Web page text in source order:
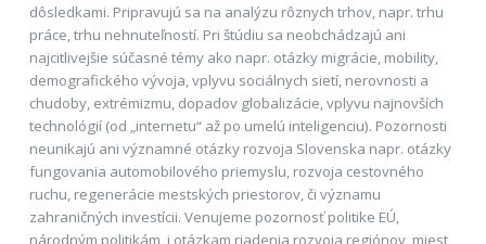
dôsledkami. Pripravujú sa na analýzu rôznych trhov, napr. trhu
práce, trhu nehnuteľností. Pri štúdiu sa neobchádzajú ani
najcitlivejšie súčasné témy ako napr. otázky migrácie, mobility,
demografického vývoja, vplyvu sociálnych sietí, nerovnosti a
chudoby, extrémizmu, dopadov globalizácie, vplyvu najnovších
technológií (od „internetu“ až po umelú inteligenciu). Pozornosti
neunikajú ani významné otázky rozvoja Slovenska napr. otázky
fungovania automobilového priemyslu, rozvoja cestovného
ruchu, regenerácie mestských priestorov, či významu
zahraničných investícii. Venujeme pozornosť politike EÚ,
národným politikám, i otázkam riadenia rozvoja regiónov, miest